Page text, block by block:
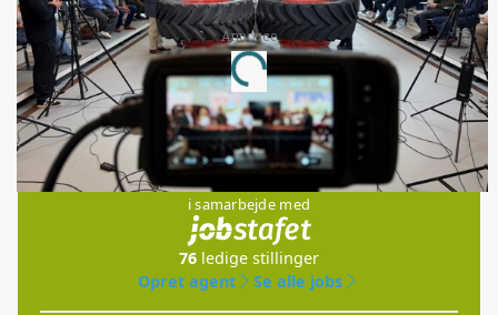
Annonce
Loading...
Jobs
i samarbejde med
76 ledige stillinger
Opret agent
Se alle jobs